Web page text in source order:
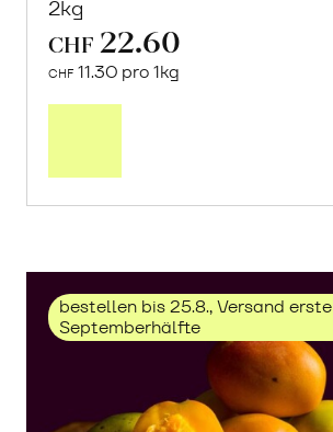
2kg
CHF 22.60
CHF 11.30 pro 1kg
erfahren
bestellen bis 25.8., Versand erste
Septemberhälfte